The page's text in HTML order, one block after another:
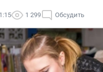
1 299 Обсудить